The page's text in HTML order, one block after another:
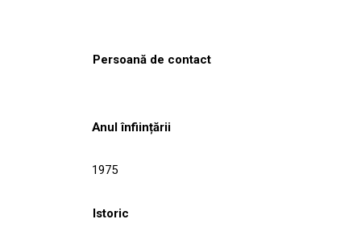
Persoană de contact
Anul înființării
1975
Istoric